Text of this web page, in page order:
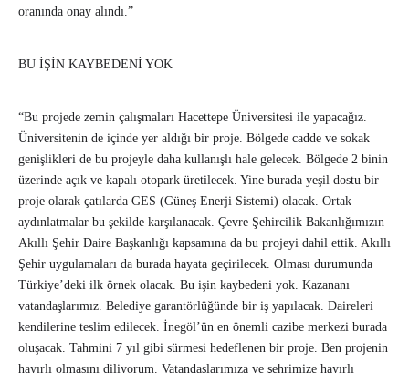
oranında onay alındı.”
BU İŞİN KAYBEDENİ YOK
“Bu projede zemin çalışmaları Hacettepe Üniversitesi ile yapacağız.
Üniversitenin de içinde yer aldığı bir proje. Bölgede cadde ve sokak
genişlikleri de bu projeyle daha kullanışlı hale gelecek. Bölgede 2 binin
üzerinde açık ve kapalı otopark üretilecek. Yine burada yeşil dostu bir
proje olarak çatılarda GES (Güneş Enerji Sistemi) olacak. Ortak
aydınlatmalar bu şekilde karşılanacak. Çevre Şehircilik Bakanlığımızın
Akıllı Şehir Daire Başkanlığı kapsamına da bu projeyi dahil ettik. Akıllı
Şehir uygulamaları da burada hayata geçirilecek. Olması durumunda
Türkiye’deki ilk örnek olacak. Bu işin kaybedeni yok. Kazananı
vatandaşlarımız. Belediye garantörlüğünde bir iş yapılacak. Daireleri
kendilerine teslim edilecek. İnegöl’ün en önemli cazibe merkezi burada
oluşacak. Tahmini 7 yıl gibi sürmesi hedeflenen bir proje. Ben projenin
hayırlı olmasını diliyorum. Vatandaşlarımıza ve şehrimize hayırlı